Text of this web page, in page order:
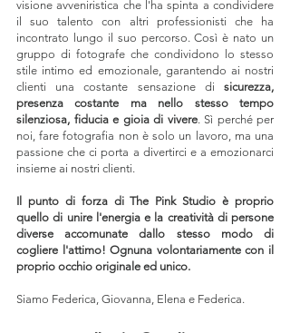
visione avveniristica che l'ha spinta a condividere
il suo talento con altri professionisti che ha
incontrato lungo il suo percorso. Così è nato un
gruppo di fotografe che condividono lo stesso
stile intimo ed emozionale, garantendo ai nostri
clienti una costante sensazione di sicurezza,
presenza costante ma nello stesso tempo
silenziosa, fiducia e gioia di vivere. Sì perché per
noi, fare fotografia non è solo un lavoro, ma una
passione che ci porta a divertirci e a emozionarci
insieme ai nostri clienti.
Il punto di forza di The Pink Studio è proprio
quello di unire l'energia e la creatività di persone
diverse accomunate dallo stesso modo di
cogliere l'attimo! Ognuna volontariamente con il
proprio occhio originale ed unico.
Siamo Federica, Giovanna, Elena e Federica.